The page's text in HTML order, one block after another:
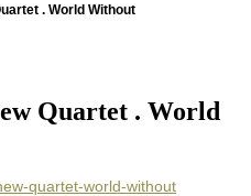
. World Without
Quartet . World
quartet-world-without